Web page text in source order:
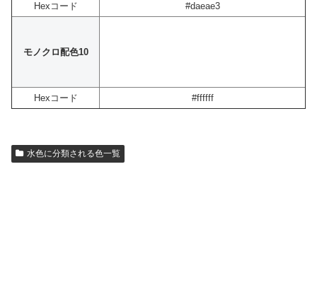
Hexコード #daeae3
モノクロ配色10
Hexコード #ffffff
水色に分類される色一覧